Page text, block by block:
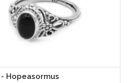
Hopeasormus